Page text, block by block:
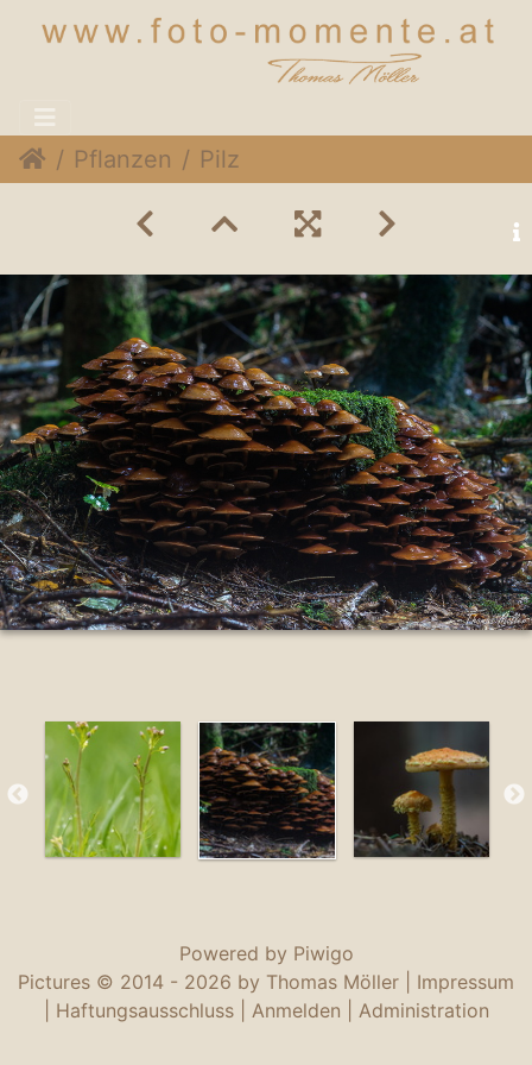
Pflanzen Pilz
Powered by Piwigo
Pictures © 2014 - 2026 by Thomas Möller | Impressum
Haftungsausschluss| Anmelden Administration